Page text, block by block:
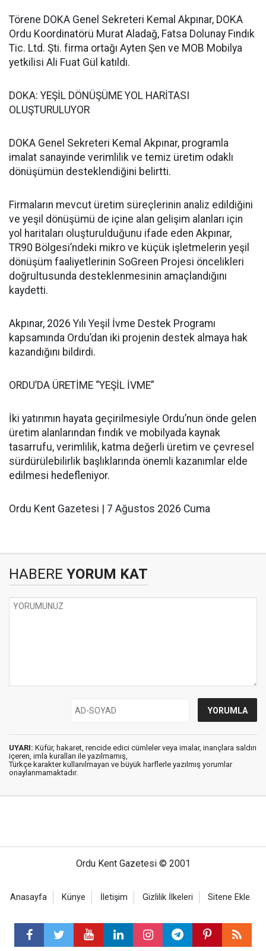
Törene DOKA Genel Sekreteri Kemal Akpınar, DOKA
Ordu Koordinatörü Murat Aladağ, Fatsa Dolunay Fındık
Tic. Ltd. Şti. firma ortağı Ayten Şen ve MOB Mobilya
yetkilisi Ali Fuat Gül katıldı.
DOKA: YEŞİL DÖNÜŞÜME YOL HARİTASI
OLUŞTURULUYOR
DOKA Genel Sekreteri Kemal Akpınar, programla
imalat sanayinde verimlilik ve temiz üretim odaklı
dönüşümün desteklendiğini belirtti.
Firmaların mevcut üretim süreçlerinin analiz edildiğini
ve yeşil dönüşümü de içine alan gelişim alanları için
yol haritaları oluşturulduğunu ifade eden Akpınar,
TR90 Bölgesi’ndeki mikro ve küçük işletmelerin yeşil
dönüşüm faaliyetlerinin SoGreen Projesi öncelikleri
doğrultusunda desteklenmesinin amaçlandığını
kaydetti.
Akpınar, 2026 Yılı Yeşil İvme Destek Programı
kapsamında Ordu’dan iki projenin destek almaya hak
kazandığını bildirdi.
ORDU’DA ÜRETİME “YEŞİL İVME”
İki yatırımın hayata geçirilmesiyle Ordu’nun önde gelen
üretim alanlarından fındık ve mobilyada kaynak
tasarrufu, verimlilik, katma değerli üretim ve çevresel
sürdürülebilirlik başlıklarında önemli kazanımlar elde
edilmesi hedefleniyor.
Ordu Kent Gazetesi | 7 Ağustos 2026 Cuma
HABERE YORUM KAT
UYARI: Küfür, hakaret, rencide edici cümleler veya imalar, inançlara saldırı
içeren, imla kuralları ile yazılmamış,
Türkçe karakter kullanılmayan ve büyük harflerle yazılmış yorumlar
onaylanmamaktadır.
Ordu Kent Gazetesi © 2001
Anasayfa Künye İletişim Gizlilik İlkeleri Sitene Ekle